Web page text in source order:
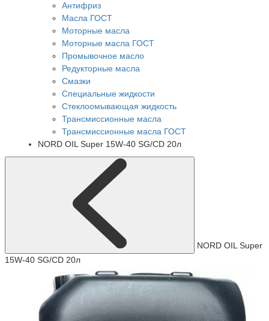
Антифриз
Масла ГОСТ
Моторные масла
Моторные масла ГОСТ
Промывочное масло
Редукторные масла
Смазки
Специальные жидкости
Стеклоомывающая жидкость
Трансмиссионные масла
Трансмиссионные масла ГОСТ
NORD OIL Super 15W-40 SG/CD 20л
NORD OIL Super
15W-40 SG/CD 20л